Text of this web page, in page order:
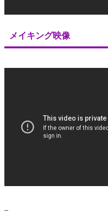
メイキング映像